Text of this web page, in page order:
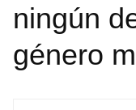
ningún
género